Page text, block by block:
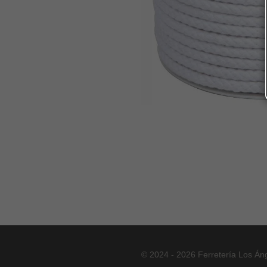
© 2024 - 2026 Ferretería Los